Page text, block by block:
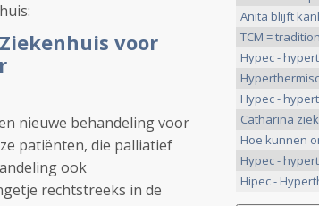
voor
nieuwe behandeling voor
patiënten, die palliatief
ook
rechtstreeks in de
Anita blijft
TCM =
Hypec -
Hypec -
Catharina
Hoe kunnen
Hypec -
>>
Hipec -
>>